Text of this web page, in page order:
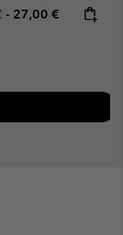
sale price:
- Maximum price:
27,00 €